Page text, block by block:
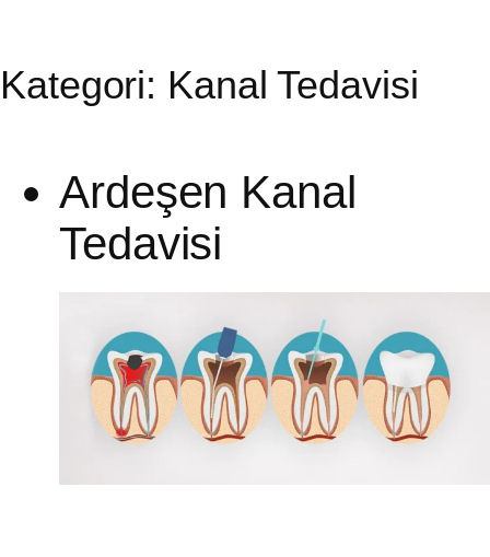
Kategori: Kanal Tedavisi
Ardeşen Kanal
Tedavisi